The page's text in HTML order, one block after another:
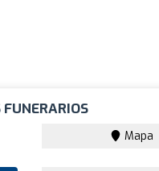
FUNERARIOS
Mapa